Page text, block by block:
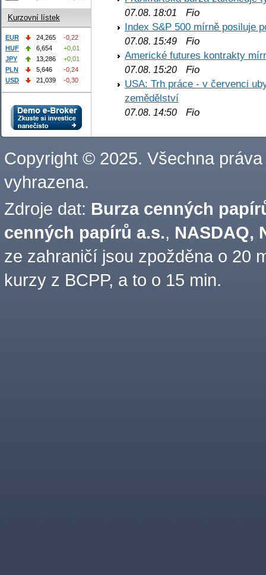
07.08. 18:01
Fio
Index S&P 500 mírně posiluje
07.08. 15:49 Fio
Americké futures kontrakty
07.08. 15:20 Fio
USA: Trh práce - v červenci
zemědělství
07.08. 14:50 Fio
Kurzovní lístek
EUR 24,265
-0,22
HUF
6,654
+0,01
JPY
13,286
+0,01
PLN
5,646
-0,24
USD
21,039 -0,30
Copyright © 2025. Všechna práva
vyhrazena.
Zdroje dat: Burza cenných
cenných papírů a.s., NASDAQ,
ze zahraničí jsou zpožděna o 20
kurzy z BCPP, a to o 15 min.